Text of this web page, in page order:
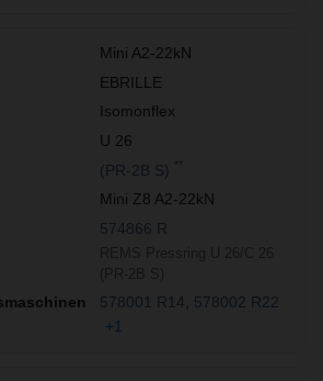
Mini A2-22kN
EBRILLE
Isomonflex
U 26
(PR-2B S)
Mini Z8 A2-22kN
574866 R
578001 R14
578002 R22
+1